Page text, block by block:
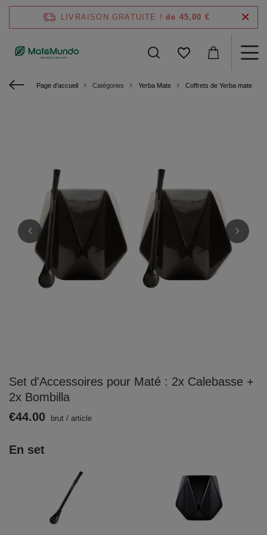
LIVRAISON GRATUITE ! de 45,00 €
Page d'accueil Catégories Yerba Mate Coffrets de Yerba mate
Set d'Accessoires pour Maté : 2x Calebasse +
2x Bombilla
En set
€44.00 brut / article